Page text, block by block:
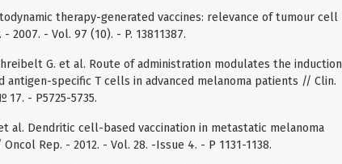
therapy-generated vaccines: relevance of tumour cell
2007. - Vol. 97 (10). - P. 13811387.
G. et al. Route of administration modulates the induction
antigen-specific T cells in advanced melanoma patients // Clin.
17. - P5725-5735.
et al. Dendritic cell-based vaccination in metastatic melanoma
Rep. - 2012. - Vol. 28. -Issue 4. - P 1131-1138.